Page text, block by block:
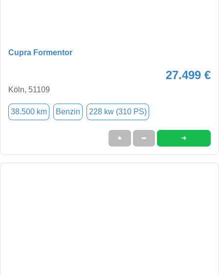
Cupra Formentor
27.499 €
Köln, 51109
38.500 km Benzin 228 kw (310 PS)
★ ➦ ➜